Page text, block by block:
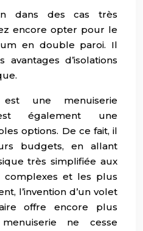
dans des cas très
encore opter pour le
en double paroi. Il
d’isolations
une menuiserie
également une
options. De ce fait, il
budgets, en allant
très simplifiée aux
complexes et les plus
l’invention d’un volet
offre encore plus
menuiserie ne cesse